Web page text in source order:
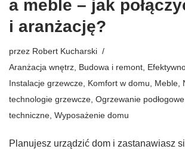
a meble – jak
i aranżację?
przez Robert Kucharski
Aranżacja wnętrz Budowa i remont
Instalacje grzewcze Komfort w domu Meble
technologie grzewcze Ogrzewanie podłogowe
techniczne Wyposażenie domu
Planujesz urządzić dom i zastanawiasz